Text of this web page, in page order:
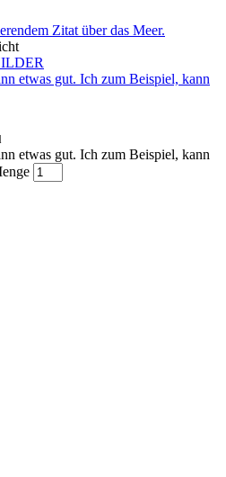
etwas gut. Ich zum Beispiel, kann
etwas gut. Ich zum Beispiel, kann